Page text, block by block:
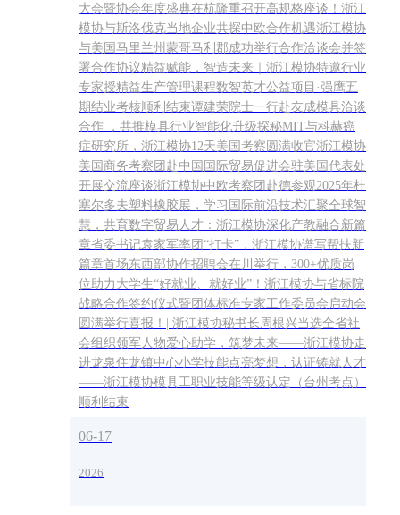
大会暨协会年度盛典在杭隆重召开高规格座谈！浙江
模协与斯洛伐克当地企业共探中欧合作机遇浙江模协
与美国马里兰州蒙哥马利郡成功举行合作洽谈会并签
署合作协议精益赋能，智造未来｜浙江模协特邀行业
专家授精益生产管理课程数智英才公益项目·强鹰五
期结业考核顺利结束谭建荣院士一行赴友成模具洽谈
合作 ，共推模具行业智能化升级探秘MIT与科赫癌
症研究所，浙江模协12天美国考察圆满收官浙江模协
美国商务考察团赴中国国际贸易促进会驻美国代表处
开展交流座谈浙江模协中欧考察团赴德参观2025年杜
塞尔多夫塑料橡胶展，学习国际前沿技术汇聚全球智
慧，共育数字贸易人才：浙江模协深化产教融合新篇
章省委书记袁家军率团“打卡”，浙江模协谱写帮扶新
篇章首场东西部协作招聘会在川举行，300+优质岗
位助力大学生“好就业、就好业”！浙江模协与省标院
战略合作签约仪式暨团体标准专家工作委员会启动会
圆满举行喜报！| 浙江模协秘书长周根兴当选全省社
会组织领军人物爱心助学，筑梦未来——浙江模协走
进龙泉住龙镇中心小学技能点亮梦想，认证铸就人才
——浙江模协模具工职业技能等级认定（台州考点）
顺利结束
06-17
2026